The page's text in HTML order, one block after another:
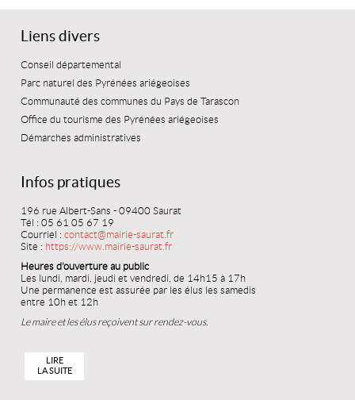
Liens divers
Conseil départemental
Parc naturel des Pyrénées ariégeoises
Communauté des communes du Pays de Tarascon
Office du tourisme des Pyrénées ariégeoises
Démarches administratives
Infos pratiques
196 rue Albert-Sans - 09400 Saurat
Tél : 05 61 05 67 19
Courriel :contact@mairie-saurat.fr
Site : https://www.mairie-saurat.fr
Heures d'ouverture au public
Les lundi, mardi, jeudi et vendredi, de 14h15 à 17h
Une permanence est assurée par les élus les samedis
entre 10h et 12h
Le maire et les élus reçoivent sur rendez-vous.
LIRE
LA SUITE